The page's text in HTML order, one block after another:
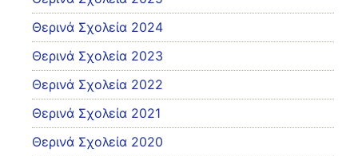
Θερινά Σχολεία 2024
Θερινά Σχολεία 2023
Θερινά Σχολεία 2022
Θερινά Σχολεία 2021
Θερινά Σχολεία 2020